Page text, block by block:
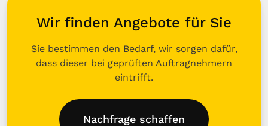
Wir finden Angebote für Sie
Sie bestimmen den Bedarf, wir sorgen dafür,
dass dieser bei geprüften Auftragnehmern
eintrifft.
Nachfrage schaffen